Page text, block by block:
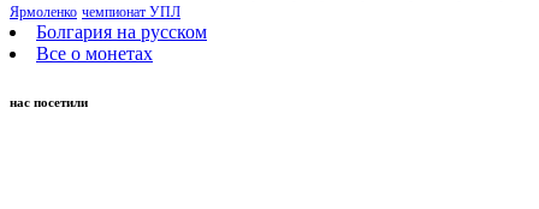
Ярмоленко чемпионат УПЛ
Болгария на русском
Все о монетах
нас посетили